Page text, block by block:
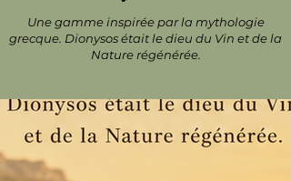
Une gamme inspirée par la mythologie
grecque. Dionysos était le dieu du Vin et de la
Nature régénérée.